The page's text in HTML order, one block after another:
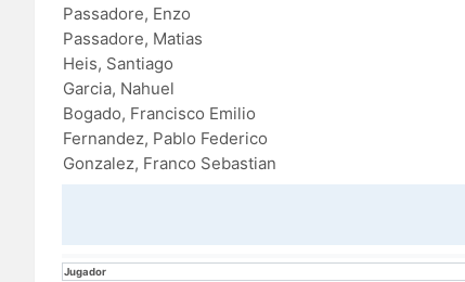
Passadore, Enzo
Passadore, Matias
Heis, Santiago
Garcia, Nahuel
Bogado, Francisco Emilio
Fernandez, Pablo Federico
Gonzalez, Franco Sebastian
Jugador